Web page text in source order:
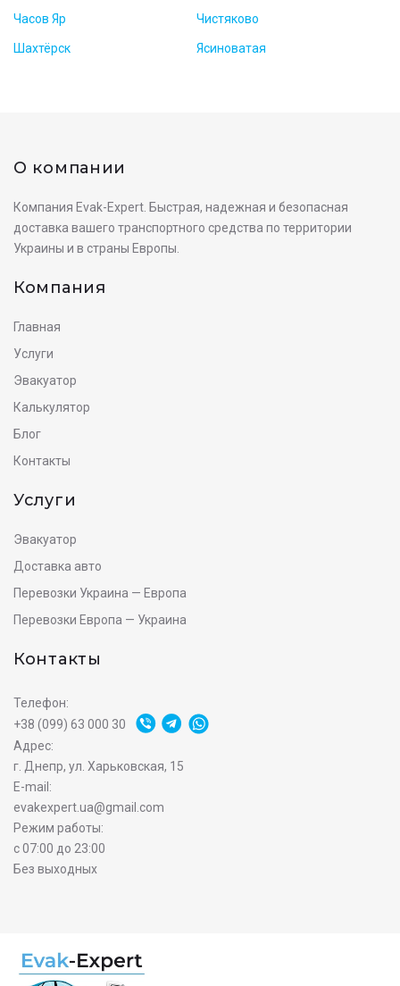
Часов Яр Чистяково
Шахтёрск Ясиноватая
О компании
Компания Evak-Expert. Быстрая, надежная и безопасная
доставка вашего транспортного средства по территории
Украины и в страны Европы.
Компания
Главная
Услуги
Эвакуатор
Калькулятор
Блог
Контакты
Услуги
Эвакуатор
Доставка авто
Перевозки Украина — Европа
Перевозки Европа — Украина
Контакты
Телефон:
+38 (099) 63 000 30
Адрес:
г. Днепр, ул. Харьковская, 15
E-mail:
evakexpert.ua@gmail.com
Режим работы:
с 07:00 до 23:00
Без выходных